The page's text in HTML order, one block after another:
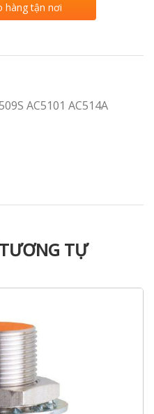
hàng tận nơi
AC5101 AC514A
TỰ